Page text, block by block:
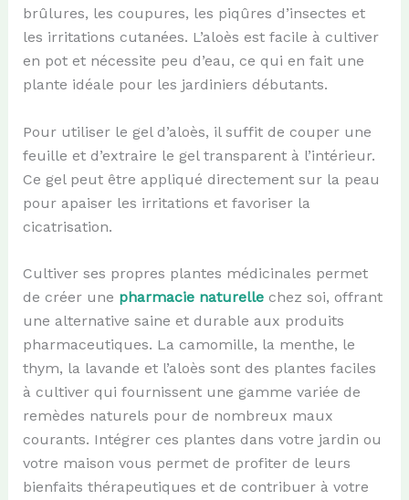
brûlures, les coupures, les piqûres d’insectes et
les irritations cutanées. L’aloès est facile à cultiver
en pot et nécessite peu d’eau, ce qui en fait une
plante idéale pour les jardiniers débutants.
Pour utiliser le gel d’aloès, il suffit de couper une
feuille et d’extraire le gel transparent à l’intérieur.
Ce gel peut être appliqué directement sur la peau
pour apaiser les irritations et favoriser la
cicatrisation.
Cultiver ses propres plantes médicinales permet
de créer une pharmacie naturellechez soi, offrant
une alternative saine et durable aux produits
pharmaceutiques. La camomille, la menthe, le
thym, la lavande et l’aloès sont des plantes faciles
à cultiver qui fournissent une gamme variée de
remèdes naturels pour de nombreux maux
courants. Intégrer ces plantes dans votre jardin ou
votre maison vous permet de profiter de leurs
bienfaits thérapeutiques et de contribuer à votre